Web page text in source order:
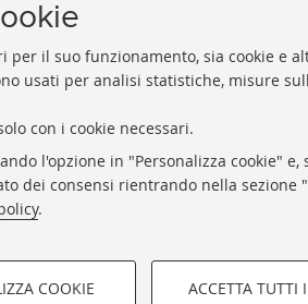
per il suo funzionamento, sia cookie
usati per analisi statistiche, misure
con i cookie necessari.
l'opzione in "Personalizza cookie"
dei consensi rientrando nella sezione
.
COOKIE ACCETTA TUTTI
bub.info@unibo.it